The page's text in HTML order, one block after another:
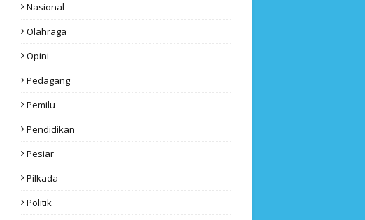
Nasional
Olahraga
Opini
Pedagang
Pemilu
Pendidikan
Pesiar
Pilkada
Politik